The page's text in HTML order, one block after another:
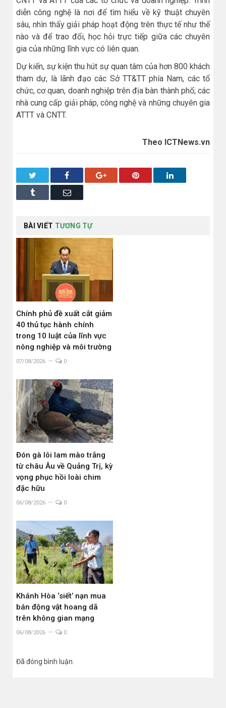
diễn công nghệ là nơi để tìm hiểu về kỹ thuật chuyên
sâu, nhìn thấy giải pháp hoạt động trên thực tế như thế
nào và để trao đổi, học hỏi trực tiếp giữa các chuyên
gia của những lĩnh vực có liên quan.
Dự kiến, sự kiện thu hút sự quan tâm của hơn 800 khách
tham dự, là lãnh đạo các Sở TT&TT phía Nam, các tổ
chức, cơ quan, doanh nghiệp trên địa bàn thành phố; các
nhà cung cấp giải pháp, công nghệ và những chuyên gia
ATTT và CNTT.
Theo ICTNews.vn
Facebook Google+ Pinterest LinkedIn
Tumblr Email
BÀI VIẾT TƯƠNG TỰ
Chính phủ đề xuất cắt giảm
40 thủ tục hành chính
trong 10 luật của lĩnh vực
nông nghiệp và môi trường
07/08/2026 0
Đón gà lôi lam mào trắng
từ châu Âu về Quảng Trị, kỳ
vọng phục hồi loài chim
đặc hữu
06/08/2026 0
Khánh Hòa ‘siết’ nạn mua
bán động vật hoang dã
trên không gian mạng
06/08/2026 0
Đã đóng bình luận.